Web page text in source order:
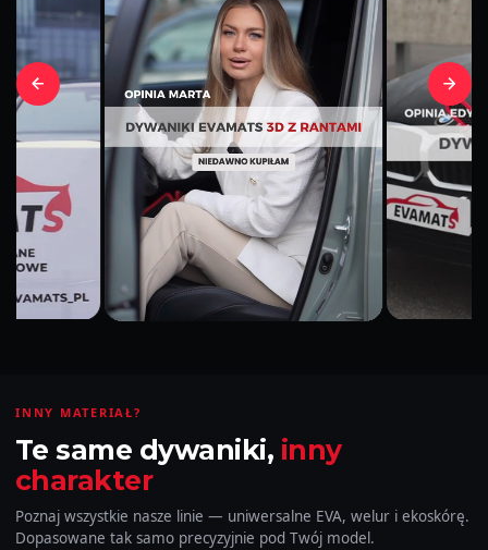
INNY MATERIAŁ?
Te same dywaniki, inny
charakter
Poznaj wszystkie nasze linie — uniwersalne EVA, welur i ekoskórę.
Dopasowane tak samo precyzyjnie pod Twój model.